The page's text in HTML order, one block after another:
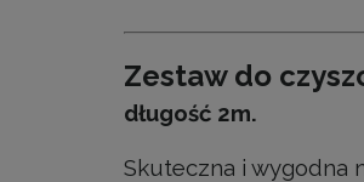
Zestaw do
długość 2m.
Skuteczna i wygodna